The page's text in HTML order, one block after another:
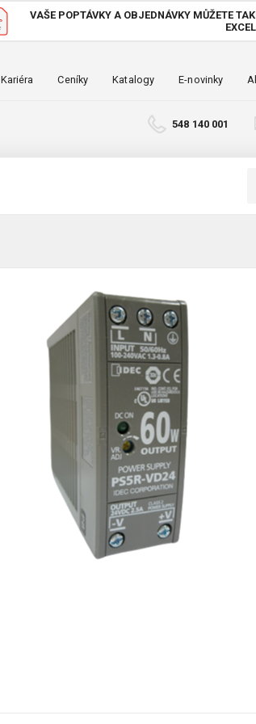
VAŠE POPTÁVKY A OBJEDNÁVKY MŮŽETE
EXCEL
Kariéra Ceníky Katalogy E-novinky
548 140 001